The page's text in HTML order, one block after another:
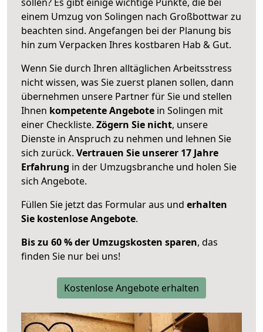
einem Umzug von Solingen nach Großbottwar zu
beachten sind. Angefangen bei der Planung bis
hin zum Verpacken Ihres kostbaren Hab & Gut.
Wenn Sie durch Ihren alltäglichen Arbeitsstress
nicht wissen, was Sie zuerst planen sollen, dann
übernehmen unsere Partner für Sie und stellen
Ihnen kompetente Angebote in Solingen mit
einer Checkliste. Zögern Sie nicht, unsere
Dienste in Anspruch zu nehmen und lehnen Sie
sich zurück. Vertrauen Sie unserer 17 Jahre
Erfahrung in der Umzugsbranche und holen Sie
sich Angebote.
Füllen Sie jetzt das Formular aus und erhalten
Sie kostenlose Angebote.
Bis zu 60 % der Umzugskosten sparen, das
finden Sie nur bei uns!
Kostenlose Angebote erhalten